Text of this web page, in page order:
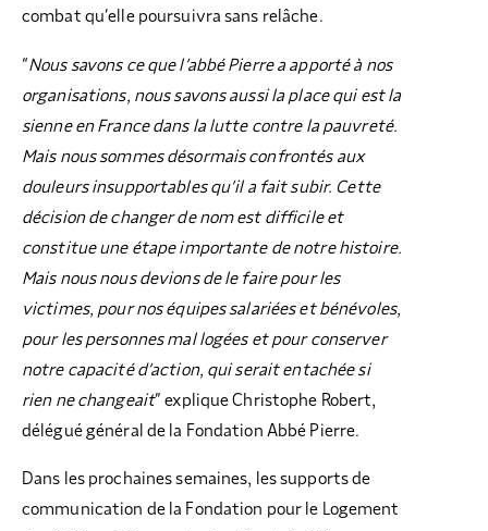
combat qu’elle poursuivra sans relâche.
“Nous savons ce que l’abbé Pierre a apporté à nos
organisations, nous savons aussi la place qui est la
sienne en France dans la lutte contre la pauvreté.
Mais nous sommes désormais confrontés aux
douleurs insupportables qu’il a fait subir. Cette
décision de changer de nom est difficile et
constitue une étape importante de notre histoire.
Mais nous nous devions de le faire pour les
victimes, pour nos équipes salariées et bénévoles,
pour les personnes mal logées et pour conserver
notre capacité d’action, qui serait entachée si
rien ne changeait” explique Christophe Robert,
délégué général de la Fondation Abbé Pierre.
Dans les prochaines semaines, les supports de
communication de la Fondation pour le Logement